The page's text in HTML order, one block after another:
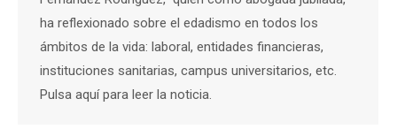
ha reflexionado sobre el edadismo en todos los
ámbitos de la vida: laboral, entidades financieras,
instituciones sanitarias, campus universitarios, etc.
Pulsa aquí para leer la noticia.